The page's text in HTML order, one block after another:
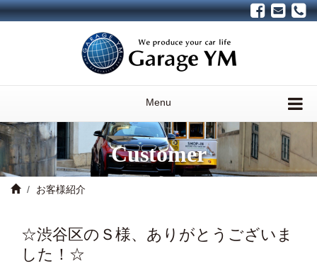
Menu
Customer
お客様紹介
☆渋谷区のＳ様、ありがとうございま
した！☆